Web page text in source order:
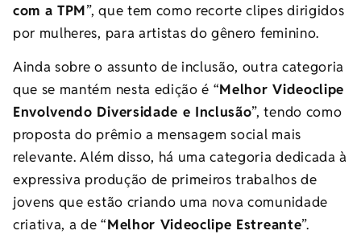
com a TPM”, que tem como recorte clipes dirigidos
por mulheres, para artistas do gênero feminino.
Ainda sobre o assunto de inclusão, outra categoria
que se mantém nesta edição é “Melhor Videoclipe
Envolvendo Diversidade e Inclusão”, tendo como
proposta do prêmio a mensagem social mais
relevante. Além disso, há uma categoria dedicada à
expressiva produção de primeiros trabalhos de
jovens que estão criando uma nova comunidade
criativa, a de “Melhor Videoclipe Estreante”.